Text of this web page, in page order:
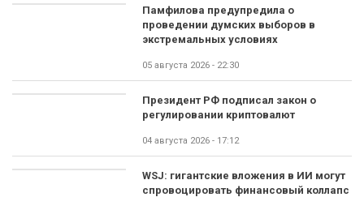
Памфилова предупредила о
проведении думских выборов в
экстремальных условиях
05 августа 2026 - 22:30
Президент РФ подписал закон о
регулировании криптовалют
04 августа 2026 - 17:12
WSJ: гигантские вложения в ИИ могут
спровоцировать финансовый коллапс